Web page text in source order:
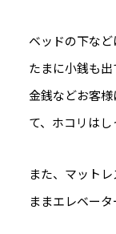
ベッドの下な
たまに小銭も出
金銭などお客
て、ホコリはし
また、マット
ままエレベー